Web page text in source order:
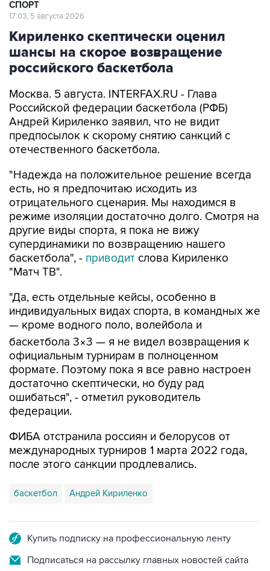
СПОРТ
17:03, 5 августа 2026
Кириленко скептически оценил
шансы на скорое возвращение
российского баскетбола
Москва. 5 августа. INTERFAX.RU - Глава
Российской федерации баскетбола (РФБ)
Андрей Кириленко заявил, что не видит
предпосылок к скорому снятию санкций с
отечественного баскетбола.
"Надежда на положительное решение всегда
есть, но я предпочитаю исходить из
отрицательного сценария. Мы находимся в
режиме изоляции достаточно долго. Смотря на
другие виды спорта, я пока не вижу
супердинамики по возвращению нашего
баскетбола", - приводит слова Кириленко
"Матч ТВ".
"Да, есть отдельные кейсы, особенно в
индивидуальных видах спорта, в командных же
— кроме водного поло, волейбола и
баскетбола 3×3 — я не видел возвращения к
официальным турнирам в полноценном
формате. Поэтому пока я все равно настроен
достаточно скептически, но буду рад
ошибаться", - отметил руководитель
федерации.
ФИБА отстранила россиян и белорусов от
международных турниров 1 марта 2022 года,
после этого санкции продлевались.
баскетбол Андрей Кириленко
Купить подписку на профессиональную ленту
Подписаться на рассылку главных новостей сайта